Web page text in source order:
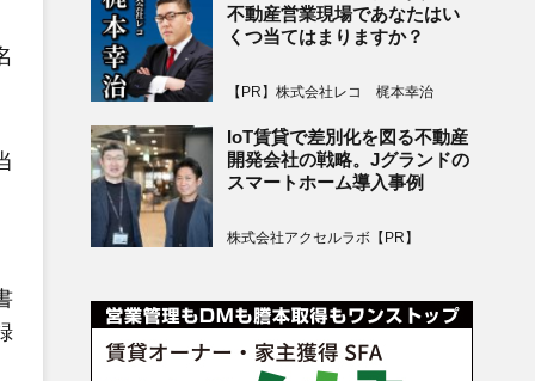
不動産営業現場であなたはい
くつ当てはまりますか？
【PR】株式会社レコ 梶本幸治
IoT賃貸で差別化を図る不動産
開発会社の戦略。Jグランドの
スマートホーム導入事例
株式会社アクセルラボ【PR】